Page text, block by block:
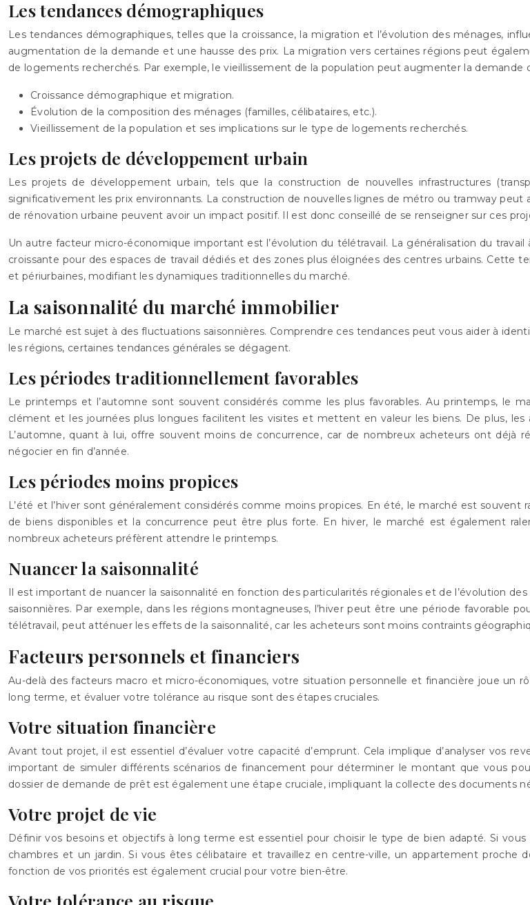
Les tendances démographiques
Les tendances démographiques, telles que la croissance, la migration et l’évolution des ménages,
augmentation de la demande et une hausse des prix. La migration vers certaines régions peut
de logements recherchés. Par exemple, le vieillissement de la population peut augmenter la demande
Croissance démographique et migration.
Évolution de la composition des ménages (familles, célibataires, etc.).
Vieillissement de la population et ses implications sur le type de logements recherchés.
Les projets de développement urbain
Les projets de développement urbain, tels que la construction de nouvelles infrastructures
significativement les prix environnants. La construction de nouvelles lignes de métro ou tramway peut
de rénovation urbaine peuvent avoir un impact positif. Il est donc conseillé de se renseigner sur ces
Un autre facteur micro-économique important est l’évolution du télétravail. La généralisation du
croissante pour des espaces de travail dédiés et des zones plus éloignées des centres urbains. Cette
et périurbaines, modifiant les dynamiques traditionnelles du marché.
La saisonnalité du marché immobilier
Le marché est sujet à des fluctuations saisonnières. Comprendre ces tendances peut vous aider à
les régions, certaines tendances générales se dégagent.
Les périodes traditionnellement favorables
Le printemps et l’automne sont souvent considérés comme les plus favorables. Au printemps, le
clément et les journées plus longues facilitent les visites et mettent en valeur les biens. De plus,
L’automne, quant à lui, offre souvent moins de concurrence, car de nombreux acheteurs ont déjà
négocier en fin d’année.
Les périodes moins propices
L’été et l’hiver sont généralement considérés comme moins propices. En été, le marché est
de biens disponibles et la concurrence peut être plus forte. En hiver, le marché est également
nombreux acheteurs préfèrent attendre le printemps.
Nuancer la saisonnalité
Il est important de nuancer la saisonnalité en fonction des particularités régionales et de l’évolution
saisonnières. Par exemple, dans les régions montagneuses, l’hiver peut être une période favorable
télétravail, peut atténuer les effets de la saisonnalité, car les acheteurs sont moins contraints
Facteurs personnels et financiers
Au-delà des facteurs macro et micro-économiques, votre situation personnelle et financière joue un
long terme, et évaluer votre tolérance au risque sont des étapes cruciales.
Votre situation financière
Avant tout projet, il est essentiel d’évaluer votre capacité d’emprunt. Cela implique d’analyser vos
important de simuler différents scénarios de financement pour déterminer le montant que vous
dossier de demande de prêt est également une étape cruciale, impliquant la collecte des documents
Votre projet de vie
Définir vos besoins et objectifs à long terme est essentiel pour choisir le type de bien adapté. Si
chambres et un jardin. Si vous êtes célibataire et travaillez en centre-ville, un appartement proche
fonction de vos priorités est également crucial pour votre bien-être.
Votre tolérance au risque